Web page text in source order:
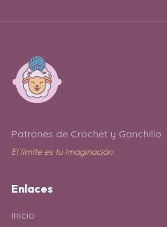
Patrones de Crochet y Ganchillo
El límite es tu imaginación
Enlaces
Inicio